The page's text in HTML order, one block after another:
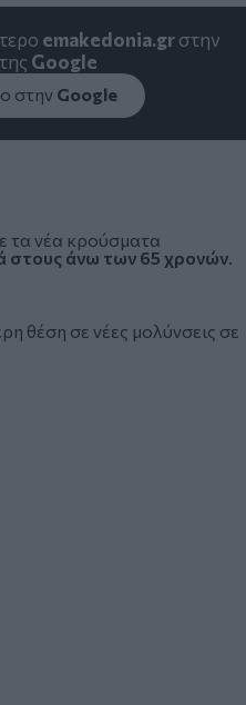
emakedonia.grστην
Google
στην Google
τα νέα κρούσματα
στους άνω των 65 χρονών.
θέση σε νέες μολύνσεις σε